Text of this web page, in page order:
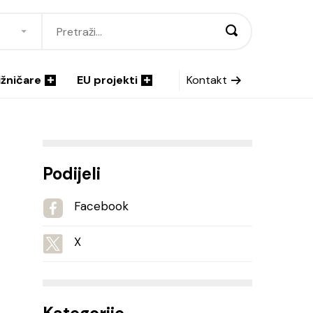
EU projekti Kontakt
Podijeli
Facebook
X